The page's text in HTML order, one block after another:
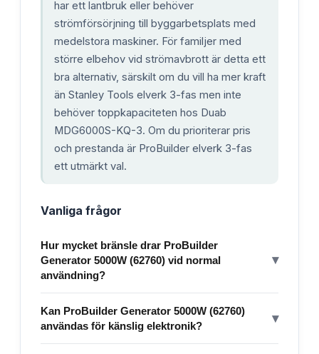
har ett lantbruk eller behöver
strömförsörjning till byggarbetsplats med
medelstora maskiner. För familjer med
större elbehov vid strömavbrott är detta ett
bra alternativ, särskilt om du vill ha mer kraft
än Stanley Tools elverk 3-fas men inte
behöver toppkapaciteten hos Duab
MDG6000S-KQ-3. Om du prioriterar pris
och prestanda är ProBuilder elverk 3-fas
ett utmärkt val.
Vanliga frågor
Hur mycket bränsle drar ProBuilder
Generator 5000W (62760) vid normal
användning?
▾
Kan ProBuilder Generator 5000W (62760)
användas för känslig elektronik?
▾